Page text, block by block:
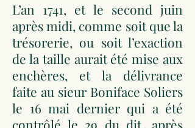
L’an 1741, et le second juin
après midi, comme soit que la
trésorerie, ou soit l’exaction
de la taille aurait été mise aux
enchères, et la délivrance
faite au sieur Boniface Soliers
le 16 mai dernier qui a été
contrôlé le 29 du dit, après